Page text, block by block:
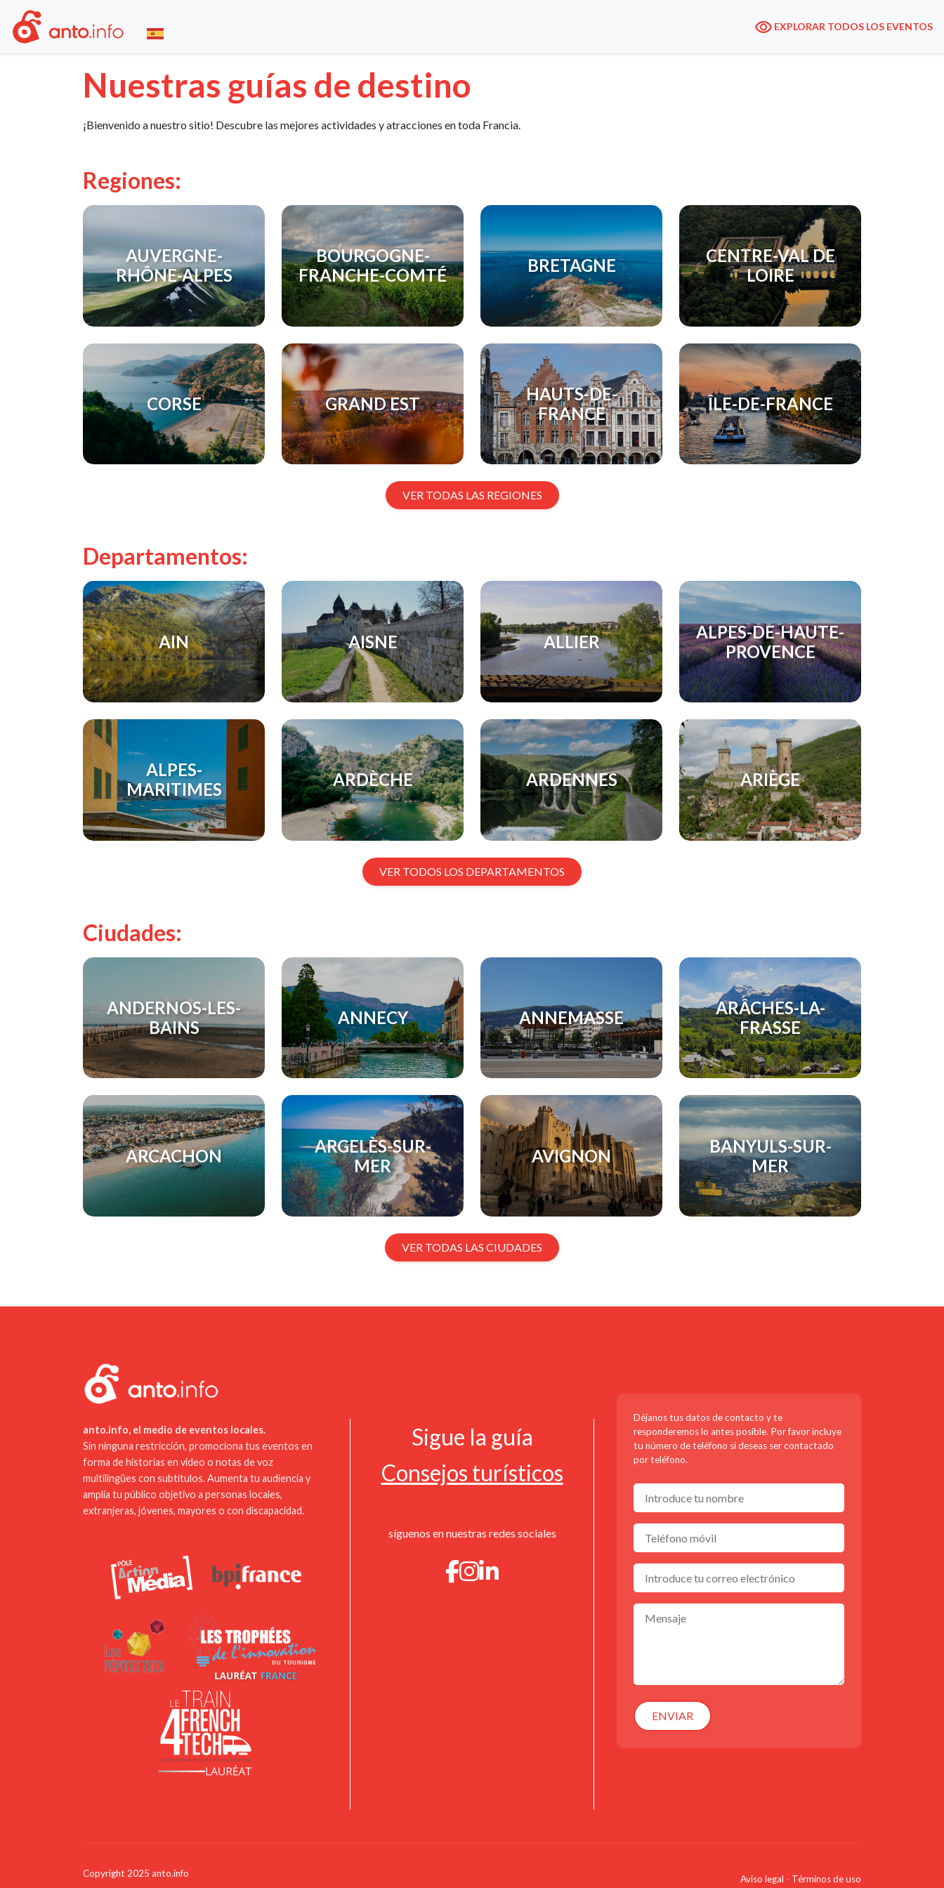
EXPLORAR TODOS LOS EVENTOS
Nuestras guías de destino
¡Bienvenido a nuestro sitio! Descubre las mejores actividades y atracciones en toda Francia.
Regiones:
AUVERGNE-
RHÔNE-ALPES
BOURGOGNE-
FRANCHE-COMTÉ
BRETAGNE
CENTRE-VAL DE
LOIRE
CORSE GRAND EST
HAUTS-DE-
FRANCE
ÎLE-DE-FRANCE
VER TODAS LAS REGIONES
Departamentos:
AIN AISNE ALLIER
ALPES-DE-HAUTE-
PROVENCE
ALPES-
MARITIMES
ARDÈCHE ARDENNES ARIÈGE
VER TODOS LOS DEPARTAMENTOS
Ciudades:
ANDERNOS-LES-
BAINS
ANNECY ANNEMASSE
ARÂCHES-LA-
FRASSE
ARCACHON
ARGELÈS-SUR-
MER
AVIGNON
BANYULS-SUR-
MER
VER TODAS LAS CIUDADES
anto.info, el medio de eventos locales.
Sin ninguna restricción, promociona tus eventos en
forma de historias en video o notas de voz
multilingües con subtítulos. Aumenta tu audiencia y
amplía tu público objetivo a personas locales,
extranjeras, jóvenes, mayores o con discapacidad.
Sigue la guía
Consejos turísticos
síguenos en nuestras redes sociales
Déjanos tus datos de contacto y te
responderemos lo antes posible. Por favor incluye
tu número de teléfono si deseas ser contactado
por teléfono.
ENVIAR
Copyright 2025 anto.info Aviso legal - Términos de uso